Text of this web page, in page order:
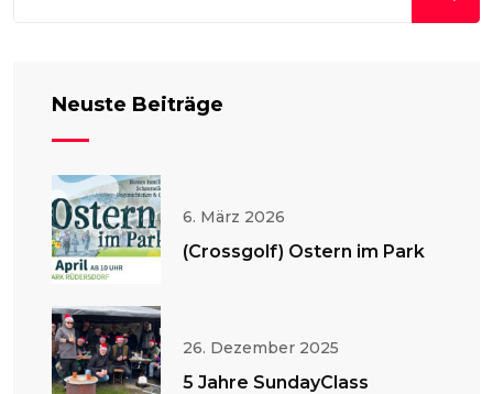
Neuste Beiträge
6. März 2026
(Crossgolf) Ostern im Park
26. Dezember 2025
5 Jahre SundayClass